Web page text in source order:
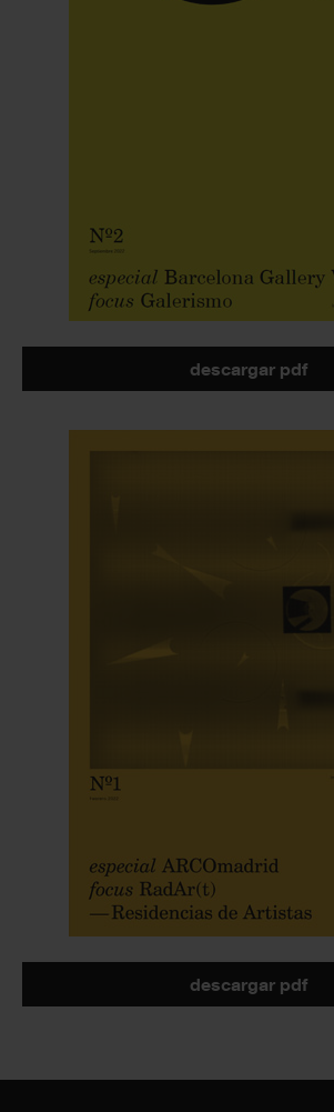
descargar pdf
descargar pdf